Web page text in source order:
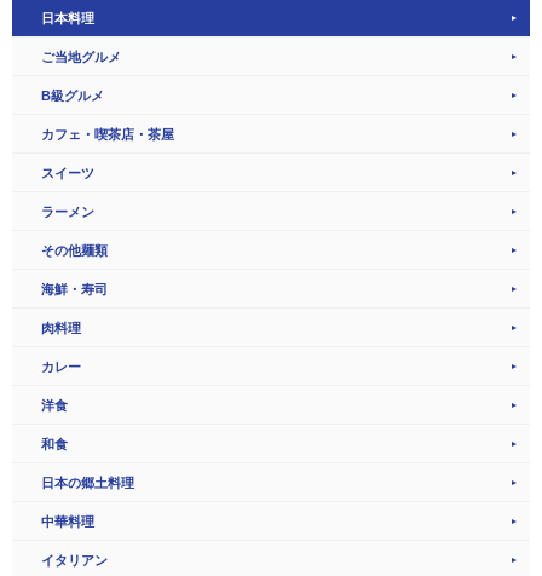
日本料理
ご当地グルメ
B級グルメ
カフェ・喫茶店・茶屋
スイーツ
ラーメン
その他麺類
海鮮・寿司
肉料理
カレー
洋食
和食
日本の郷土料理
中華料理
イタリアン